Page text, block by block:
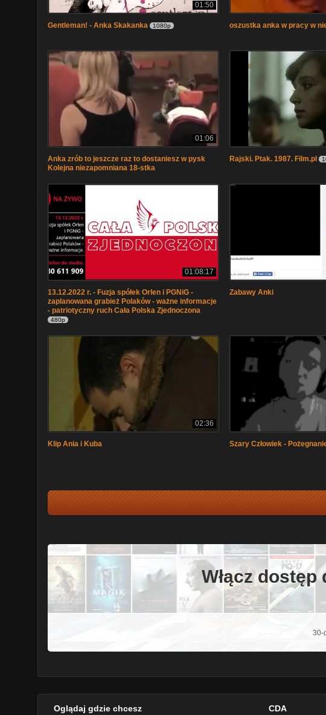
01:50
Gentleman! - Anka Skakanka 1080p oszustka anka w pracy w
01:06
Anka zrób to jeszcze raz to dostaniesz w pysk
Kolejna niezapomniana 18-stka
Rajski. Ptak. 1987. Film.pl
01:08:17
13.12.2022 r. - Fuzja spółek Orlen i PGNiG -
zaplanowana grabież Polaków - ważne informacje
- patriotyczny ruch Cała Polska Zjednoczona
480p
Zabawy Anki
02:36
Klip Ania i Kuba Szary Człowiek -
Włącz
30-
Oglądaj gdzie chcesz CDA